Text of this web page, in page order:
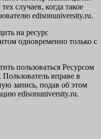
случаев, когда такое
edisonuniversity.ru.
на ресурс
одновременно только с
пользоваться Ресурсом
вправе в
запись, подав об этом
edisonuniversity.ru.